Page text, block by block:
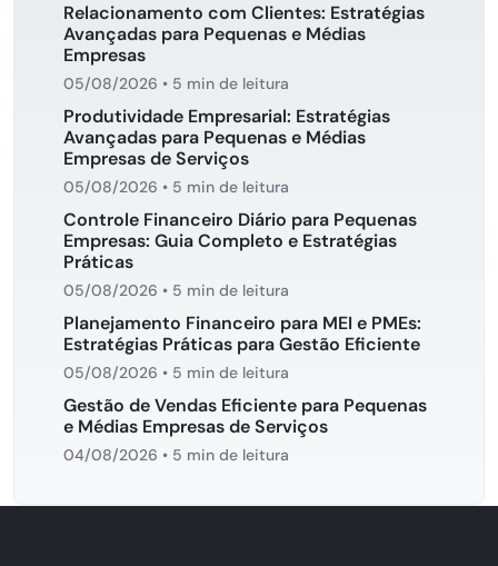
Relacionamento com Clientes: Estratégias
Avançadas para Pequenas e Médias
Empresas
05/08/2026 • 5 min de leitura
Produtividade Empresarial: Estratégias
Avançadas para Pequenas e Médias
Empresas de Serviços
05/08/2026 • 5 min de leitura
Controle Financeiro Diário para Pequenas
Empresas: Guia Completo e Estratégias
Práticas
05/08/2026 • 5 min de leitura
Planejamento Financeiro para MEI e PMEs:
Estratégias Práticas para Gestão Eficiente
05/08/2026 • 5 min de leitura
Gestão de Vendas Eficiente para Pequenas
e Médias Empresas de Serviços
04/08/2026 • 5 min de leitura